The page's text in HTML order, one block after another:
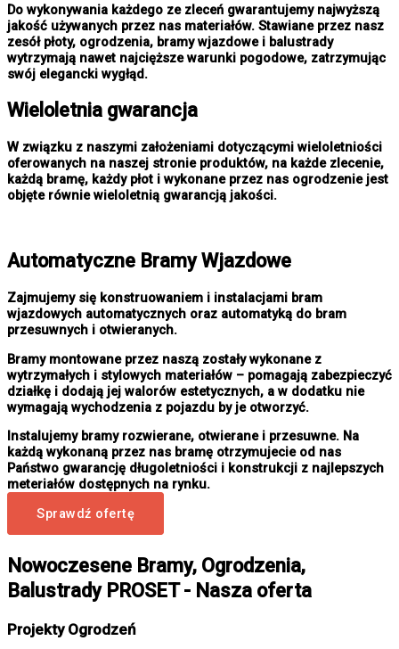
Do wykonywania każdego ze zleceń gwarantujemy najwyższą
jakość używanych przez nas materiałów. Stawiane przez nasz
zesół płoty, ogrodzenia, bramy wjazdowe i balustrady
wytrzymają nawet najcięższe warunki pogodowe, zatrzymując
swój elegancki wygłąd.
Wieloletnia gwarancja
W związku z naszymi założeniami dotyczącymi wieloletniości
oferowanych na naszej stronie produktów, na każde zlecenie,
każdą bramę, każdy płot i wykonane przez nas ogrodzenie jest
objęte równie wieloletnią gwarancją jakości.
Automatyczne Bramy Wjazdowe
Zajmujemy się konstruowaniem i instalacjami bram
wjazdowych automatycznych oraz automatyką do bram
przesuwnych i otwieranych.
Bramy montowane przez naszą zostały wykonane z
wytrzymałych i stylowych materiałów – pomagają zabezpieczyć
działkę i dodają jej walorów estetycznych, a w dodatku nie
wymagają wychodzenia z pojazdu by je otworzyć.
Instalujemy bramy rozwierane, otwierane i przesuwne. Na
każdą wykonaną przez nas bramę otrzymujecie od nas
Państwo gwarancję długoletniości i konstrukcji z najlepszych
meteriałów dostępnych na rynku.
Sprawdź ofertę
Nowoczesene Bramy, Ogrodzenia,
Balustrady PROSET - Nasza oferta
Projekty Ogrodzeń